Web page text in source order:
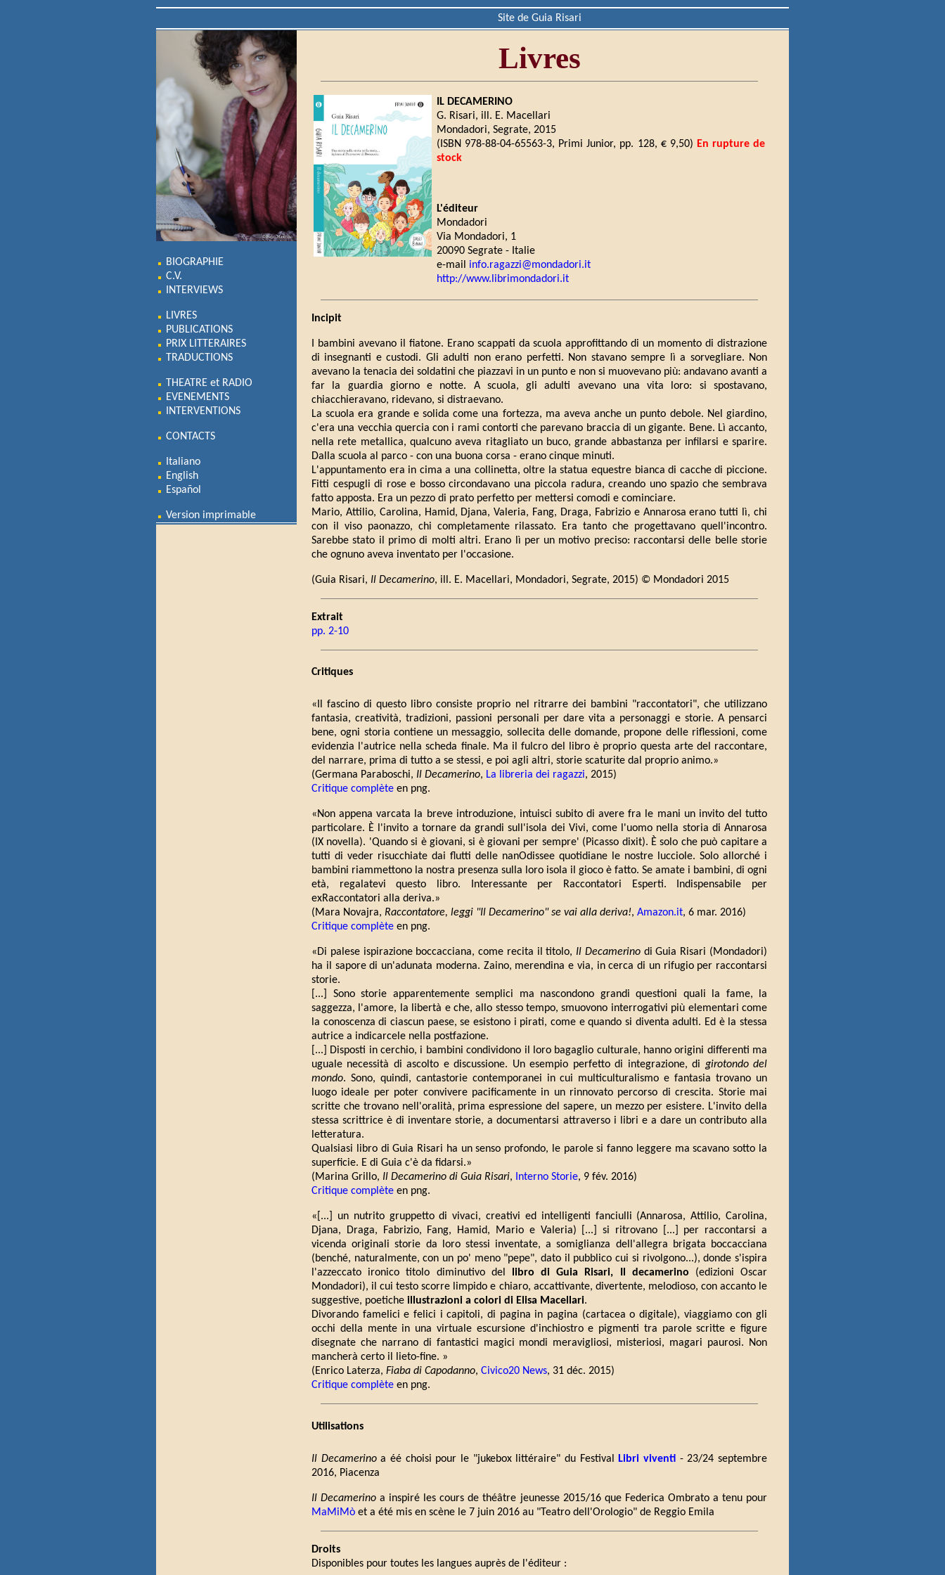
Site de Guia Risari
BIOGRAPHIE
C.V.
INTERVIEWS
LIVRES
PUBLICATIONS
PRIX LITTERAIRES
TRADUCTIONS
THEATRE et RADIO
EVENEMENTS
INTERVENTIONS
CONTACTS
Italiano
English
Español
Version imprimable
Livres
IL DECAMERINO
G. Risari, ill. E. Macellari
Mondadori, Segrate, 2015
(ISBN 978-88-04-65563-3, Primi Junior, pp. 128, € 9,50) En rupture de
stock
L'éditeur
Mondadori
Via Mondadori, 1
20090 Segrate - Italie
e-mail info.ragazzi@mondadori.it
http://www.librimondadori.it
Incipit
I bambini avevano il fiatone. Erano scappati da scuola approfittando di un momento di distrazione
di insegnanti e custodi. Gli adulti non erano perfetti. Non stavano sempre lì a sorvegliare. Non
avevano la tenacia dei soldatini che piazzavi in un punto e non si muovevano più: andavano avanti a
far la guardia giorno e notte. A scuola, gli adulti avevano una vita loro: si spostavano,
chiacchieravano, ridevano, si distraevano.
La scuola era grande e solida come una fortezza, ma aveva anche un punto debole. Nel giardino,
c'era una vecchia quercia con i rami contorti che parevano braccia di un gigante. Bene. Lì accanto,
nella rete metallica, qualcuno aveva ritagliato un buco, grande abbastanza per infilarsi e sparire.
Dalla scuola al parco - con una buona corsa - erano cinque minuti.
L'appuntamento era in cima a una collinetta, oltre la statua equestre bianca di cacche di piccione.
Fitti cespugli di rose e bosso circondavano una piccola radura, creando uno spazio che sembrava
fatto apposta. Era un pezzo di prato perfetto per mettersi comodi e cominciare.
Mario, Attilio, Carolina, Hamid, Djana, Valeria, Fang, Draga, Fabrizio e Annarosa erano tutti lì, chi
con il viso paonazzo, chi completamente rilassato. Era tanto che progettavano quell'incontro.
Sarebbe stato il primo di molti altri. Erano lì per un motivo preciso: raccontarsi delle belle storie
che ognuno aveva inventato per l'occasione.
(Guia Risari, Il Decamerino, ill. E. Macellari, Mondadori, Segrate, 2015) © Mondadori 2015
Extrait
pp. 2-10
Critiques
«Il fascino di questo libro consiste proprio nel ritrarre dei bambini "raccontatori", che utilizzano
fantasia, creatività, tradizioni, passioni personali per dare vita a personaggi e storie. A pensarci
bene, ogni storia contiene un messaggio, sollecita delle domande, propone delle riflessioni, come
evidenzia l'autrice nella scheda finale. Ma il fulcro del libro è proprio questa arte del raccontare,
del narrare, prima di tutto a se stessi, e poi agli altri, storie scaturite dal proprio animo.»
(Germana Paraboschi, Il Decamerino, La libreria dei ragazzi, 2015)
Critique complète en png.
«Non appena varcata la breve introduzione, intuisci subito di avere fra le mani un invito del tutto
particolare. È l'invito a tornare da grandi sull'isola dei Vivi, come l'uomo nella storia di Annarosa
(IX novella). 'Quando si è giovani, si è giovani per sempre' (Picasso dixit). È solo che può capitare a
tutti di veder risucchiate dai flutti delle nanOdissee quotidiane le nostre lucciole. Solo allorché i
bambini riammettono la nostra presenza sulla loro isola il gioco è fatto. Se amate i bambini, di ogni
età, regalatevi questo libro. Interessante per Raccontatori Esperti. Indispensabile per
exRaccontatori alla deriva.»
(Mara Novajra, Raccontatore, leggi "Il Decamerino" se vai alla deriva!, Amazon.it, 6 mar. 2016)
Critique complète en png.
«Di palese ispirazione boccacciana, come recita il titolo, Il Decamerinodi Guia Risari (Mondadori)
ha il sapore di un'adunata moderna. Zaino, merendina e via, in cerca di un rifugio per raccontarsi
storie.
[...] Sono storie apparentemente semplici ma nascondono grandi questioni quali la fame, la
saggezza, l'amore, la libertà e che, allo stesso tempo, smuovono interrogativi più elementari come
la conoscenza di ciascun paese, se esistono i pirati, come e quando si diventa adulti. Ed è la stessa
autrice a indicarcele nella postfazione.
[...] Disposti in cerchio, i bambini condividono il loro bagaglio culturale, hanno origini differenti ma
uguale necessità di ascolto e discussione. Un esempio perfetto di integrazione, di girotondo del
mondo. Sono, quindi, cantastorie contemporanei in cui multiculturalismo e fantasia trovano un
luogo ideale per poter convivere pacificamente in un rinnovato percorso di crescita. Storie mai
scritte che trovano nell'oralità, prima espressione del sapere, un mezzo per esistere. L'invito della
stessa scrittrice è di inventare storie, a documentarsi attraverso i libri e a dare un contributo alla
letteratura.
Qualsiasi libro di Guia Risari ha un senso profondo, le parole si fanno leggere ma scavano sotto la
superficie. E di Guia c'è da fidarsi.»
(Marina Grillo, Il Decamerino di Guia Risari, Interno Storie, 9 fév. 2016)
Critique complète en png.
«[...] un nutrito gruppetto di vivaci, creativi ed intelligenti fanciulli (Annarosa, Attilio, Carolina,
Djana, Draga, Fabrizio, Fang, Hamid, Mario e Valeria) [...] si ritrovano [...] per raccontarsi a
vicenda originali storie da loro stessi inventate, a somiglianza dell'allegra brigata boccacciana
(benché, naturalmente, con un po' meno "pepe", dato il pubblico cui si rivolgono...), donde s'ispira
l'azzeccato ironico titolo diminutivo del libro di Guia Risari, Il decamerino (edizioni Oscar
Mondadori), il cui testo scorre limpido e chiaro, accattivante, divertente, melodioso, con accanto le
suggestive, poetiche illustrazioni a colori di Elisa Macellari.
Divorando famelici e felici i capitoli, di pagina in pagina (cartacea o digitale), viaggiamo con gli
occhi della mente in una virtuale escursione d'inchiostro e pigmenti tra parole scritte e figure
disegnate che narrano di fantastici magici mondi meravigliosi, misteriosi, magari paurosi. Non
mancherà certo il lieto-fine. »
(Enrico Laterza, Fiaba di Capodanno, Civico20 News, 31 déc. 2015)
Critique complète en png.
Utilisations
Il Decamerinoa éé choisi pour le "jukebox littéraire" du Festival Libri viventi - 23/24 septembre
2016, Piacenza
Il Decamerino a inspiré les cours de théâtre jeunesse 2015/16 que Federica Ombrato a tenu pour
MaMiMò et a été mis en scène le 7 juin 2016 au "Teatro dell'Orologio" de Reggio Emila
Droits
Disponibles pour toutes les langues auprès de l'éditeur :